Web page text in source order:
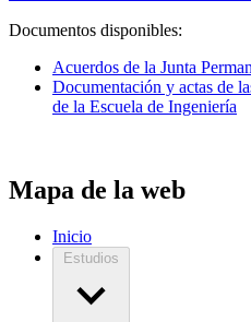
Documentos disponibles:
Acuerdos de la Junta
Documentación y actas de
de la Escuela de Ingeniería
Mapa de la web
Inicio
Estudios